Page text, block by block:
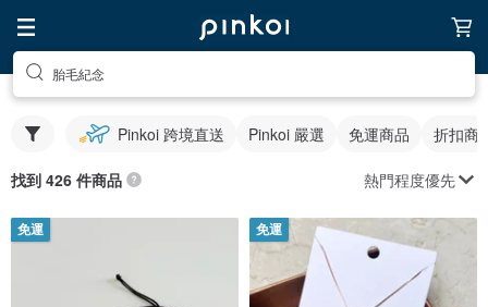
胎毛紀念
Pinkoi 跨境直送 Pinkoi 嚴選 免運商品 折扣商
找到 426 件商品 熱門程度優先
免運 免運